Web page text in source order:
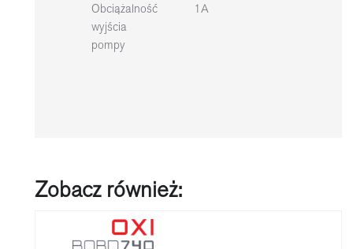
Obciążalność
wyjścia
pompy
1A
Zobacz również: